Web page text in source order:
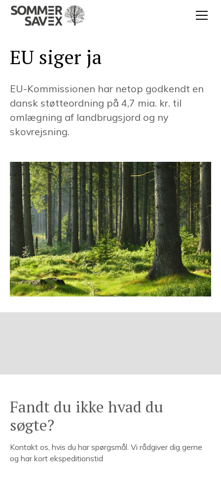
EU siger ja
EU-Kommissionen har netop godkendt en
dansk støtteordning på 4,7 mia. kr. til
omlægning af landbrugsjord og ny
skovrejsning.
Fandt du ikke hvad du
søgte?
Kontakt os, hvis du har spørgsmål. Vi rådgiver dig gerne
og har kort ekspeditionstid